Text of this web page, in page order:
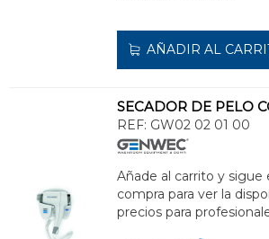
AÑADIR AL
REF: GW02 02 01 00
Añade al carrito y sigue
compra para ver la
precios para